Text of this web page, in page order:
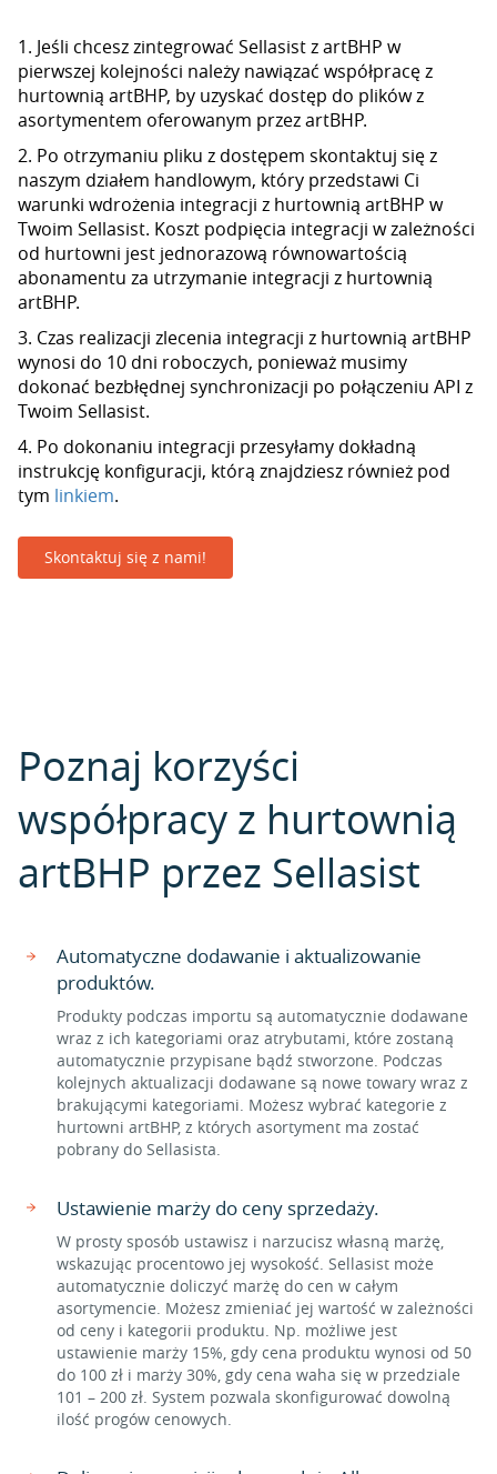
1. Jeśli chcesz zintegrować Sellasist z artBHP w
pierwszej kolejności należy nawiązać współpracę z
hurtownią artBHP, by uzyskać dostęp do plików z
asortymentem oferowanym przez artBHP.
2. Po otrzymaniu pliku z dostępem skontaktuj się z
naszym działem handlowym, który przedstawi Ci
warunki wdrożenia integracji z hurtownią artBHP w
Twoim Sellasist. Koszt podpięcia integracji w zależności
od hurtowni jest jednorazową równowartością
abonamentu za utrzymanie integracji z hurtownią
artBHP.
3. Czas realizacji zlecenia integracji z hurtownią artBHP
wynosi do 10 dni roboczych, ponieważ musimy
dokonać bezbłędnej synchronizacji po połączeniu API z
Twoim Sellasist.
4. Po dokonaniu integracji przesyłamy dokładną
instrukcję konfiguracji, którą znajdziesz również pod
tym linkiem.
Skontaktuj się z nami!
Poznaj korzyści
współpracy z hurtownią
artBHP przez Sellasist
Automatyczne dodawanie i aktualizowanie
produktów.
Produkty podczas importu są automatycznie dodawane
wraz z ich kategoriami oraz atrybutami, które zostaną
automatycznie przypisane bądź stworzone. Podczas
kolejnych aktualizacji dodawane są nowe towary wraz z
brakującymi kategoriami. Możesz wybrać kategorie z
hurtowni artBHP, z których asortyment ma zostać
pobrany do Sellasista.
Ustawienie marży do ceny sprzedaży.
W prosty sposób ustawisz i narzucisz własną marżę,
wskazując procentowo jej wysokość. Sellasist może
automatycznie doliczyć marżę do cen w całym
asortymencie. Możesz zmieniać jej wartość w zależności
od ceny i kategorii produktu. Np. możliwe jest
ustawienie marży 15%, gdy cena produktu wynosi od 50
do 100 zł i marży 30%, gdy cena waha się w przedziale
101 – 200 zł. System pozwala skonfigurować dowolną
ilość progów cenowych.